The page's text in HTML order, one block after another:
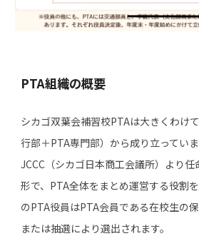
PTA組織の概要
シカゴ双葉会補習校PTAは大きくわけ
行部＋PTA専門部）から成り立ってい
JCCC（シカゴ日本商工会議所）より任
形で、PTA全体をまとめ運営する役割
のPTA役員はPTA会員である在校生の
または抽選により選出されます。